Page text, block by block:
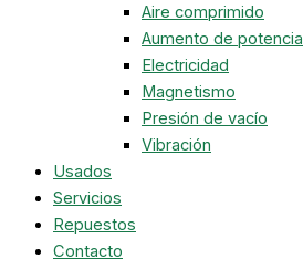
Aire comprimido
Aumento de potencia
Electricidad
Magnetismo
Presión de vacío
Vibración
Usados
Servicios
Repuestos
Contacto